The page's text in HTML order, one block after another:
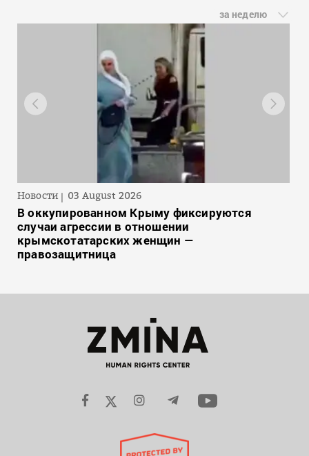
за неделю
Новости 03 August 2026
В оккупированном Крыму фиксируются
случаи агрессии в отношении
крымскотатарских женщин —
правозащитница